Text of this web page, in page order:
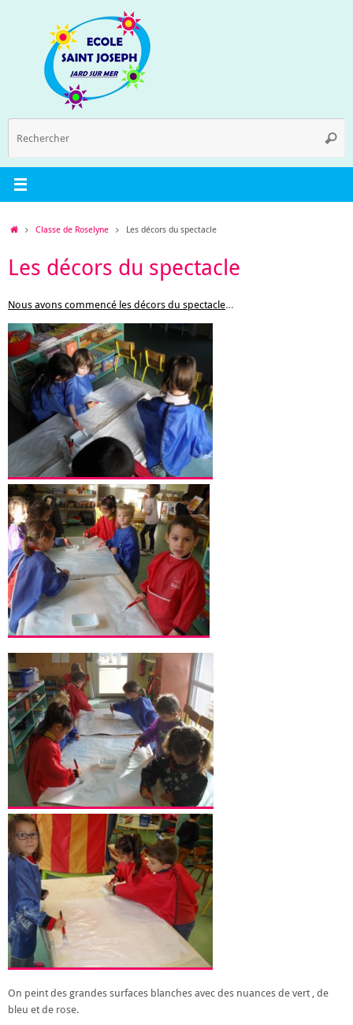
AccueilClasse de Roselyne Les décors du spectacle
Les décors du spectacle
Nous avons commencé les décors du spectacle…
On peint des grandes surfaces blanches avec des nuances de vert , de
bleu et de rose.